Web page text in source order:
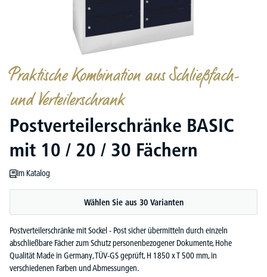
Praktische Kombination aus Schließfach-
und Verteilerschrank
Postverteilerschränke BASIC
mit 10 / 20 / 30 Fächern
Im Katalog
Wählen Sie aus 30 Varianten
Postverteilerschränke mit Sockel - Post sicher übermitteln durch einzeln
abschließbare Fächer zum Schutz personenbezogener Dokumente, Hohe
Qualität Made in Germany, TÜV-GS geprüft, H 1850 x T 500 mm, in
verschiedenen Farben und Abmessungen.